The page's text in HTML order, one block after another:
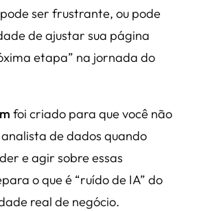
ser frustrante, ou pode
de ajustar sua página
etapa” na jornada do
foi criado para que você não
de dados quando
e agir sobre essas
o que é “ruído de IA” do
real de negócio.